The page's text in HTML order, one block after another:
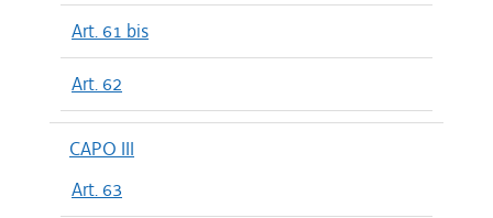
Art. 61 bis
Art. 62
CAPO III
Art. 63